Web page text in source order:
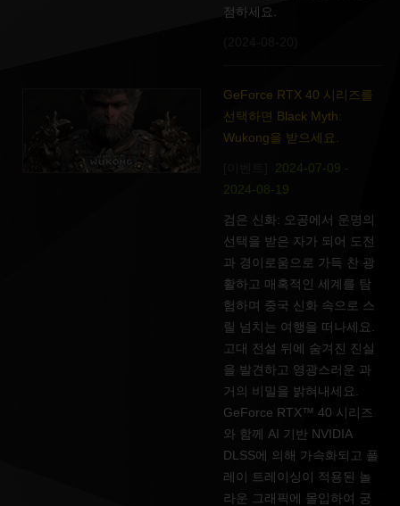
점하세요.
GeForce RTX 40 시리즈를
선택하면 Black Myth:
Wukong을 받으세요.
2024-07-09 -
2024-08-19
검은 신화: 오공에서 운명의
선택을 받은 자가 되어 도전
과 경이로움으로 가득 찬 광
활하고 매혹적인 세계를 탐
험하며 중국 신화 속으로 스
릴 넘치는 여행을 떠나세요.
고대 전설 뒤에 숨겨진 진실
을 발견하고 영광스러운 과
거의 비밀을 밝혀내세요.
GeForce RTX™ 40 시리즈
와 함께 AI 기반 NVIDIA
DLSS에 의해 가속화되고 풀
레이 트레이싱이 적용된 놀
라운 그래픽에 몰입하여 궁